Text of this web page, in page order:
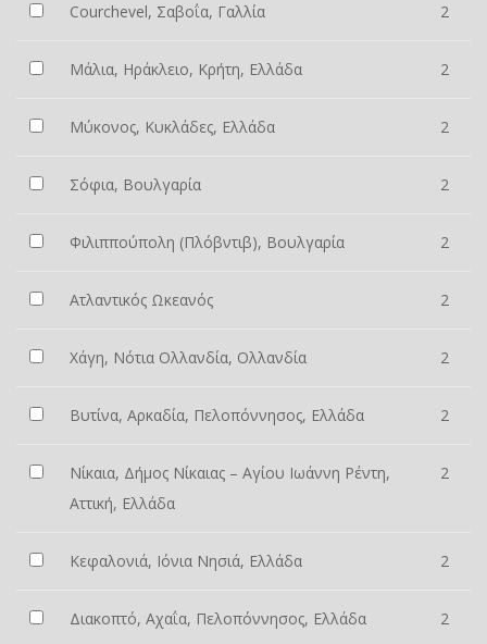
Courchevel, Σαβοΐα, Γαλλία 2
Μάλια, Ηράκλειο, Κρήτη, Ελλάδα 2
Μύκονος, Κυκλάδες, Ελλάδα 2
Σόφια, Βουλγαρία 2
Φιλιππούπολη (Πλόβντιβ), Βουλγαρία 2
Ατλαντικός Ωκεανός 2
Χάγη, Νότια Ολλανδία, Ολλανδία 2
Βυτίνα, Αρκαδία, Πελοπόννησος, Ελλάδα 2
Νίκαια, Δήμος Νίκαιας – Αγίου Ιωάννη Ρέντη,
Αττική, Ελλάδα
2
Κεφαλονιά, Ιόνια Νησιά, Ελλάδα 2
Διακοπτό, Αχαΐα, Πελοπόννησος, Ελλάδα 2